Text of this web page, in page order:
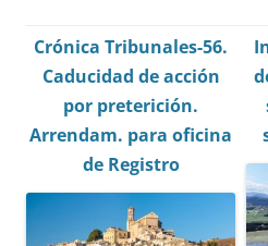
Crónica Tribunales-56.
Caducidad de acción
por preterición.
Arrendam. para oficina
de Registro